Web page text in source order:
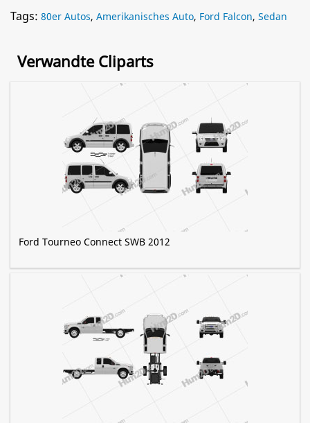
Tags: 80er Autos, Amerikanisches Auto, Ford Falcon, Sedan
Verwandte Cliparts
Ford Tourneo Connect SWB 2012